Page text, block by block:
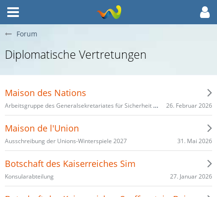
Forum
Diplomatische Vertretungen
Maison des Nations
Arbeitsgruppe des Generalsekretariates für Sicherheit und Friedensförderung 26. Februar 2026
Maison de l'Union
Ausschreibung der Unions-Winterspiele 2027 31. Mai 2026
Botschaft des Kaiserreiches Sim
Konsularabteilung 27. Januar 2026